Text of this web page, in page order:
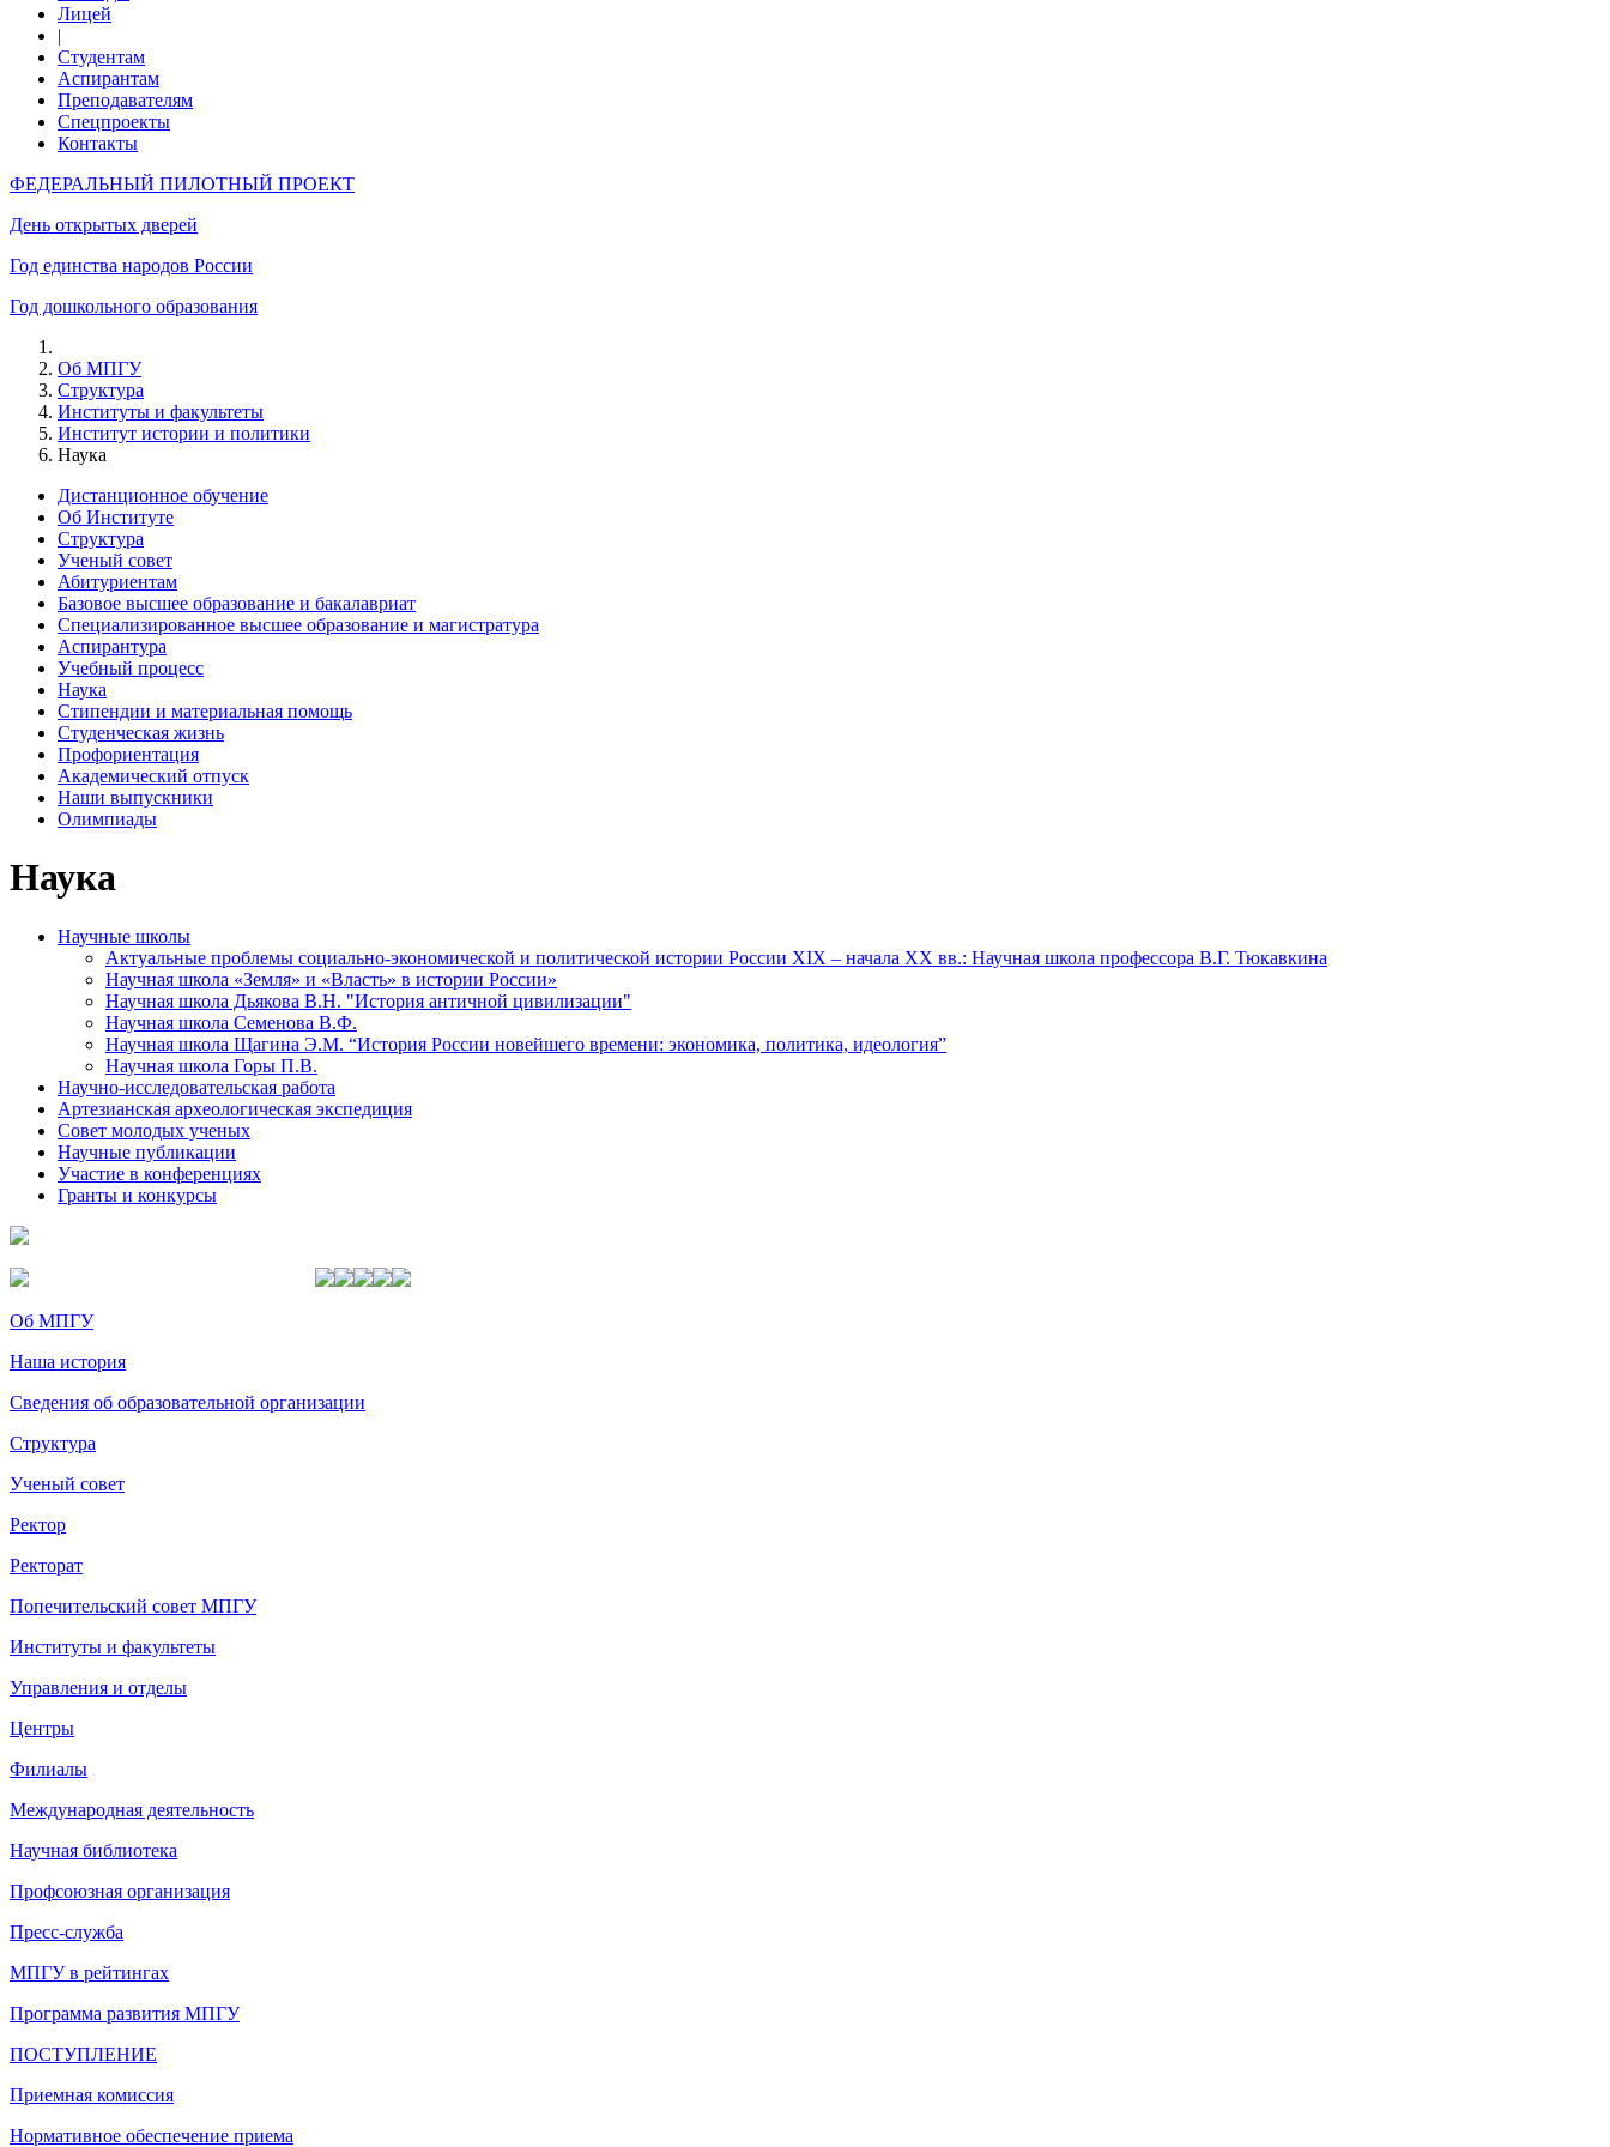
Лицей
|
Студентам
Аспирантам
Преподавателям
Спецпроекты
Контакты
ФЕДЕРАЛЬНЫЙ ПИЛОТНЫЙ ПРОЕКТ
День открытых дверей
Год единства народов России
Год дошкольного образования
Об МПГУ
Структура
Институты и факультеты
Институт истории и политики
Наука
Дистанционное обучение
Об Институте
Структура
Ученый совет
Абитуриентам
Базовое высшее образование и бакалавриат
Специализированное высшее образование и магистратура
Аспирантура
Учебный процесс
Наука
Стипендии и материальная помощь
Студенческая жизнь
Профориентация
Академический отпуск
Наши выпускники
Олимпиады
Наука
Научные школы
Актуальные проблемы социально-экономической и политической истории России XIX – начала XX вв.: Научная школа профессора В.Г. Тюкавкина
Научная школа «Земля» и «Власть» в истории России»
Научная школа Дьякова В.Н. "История античной цивилизации"
Научная школа Семенова В.Ф.
Научная школа Щагина Э.М. “История России новейшего времени: экономика, политика, идеология”
Научная школа Горы П.В.
Научно-исследовательская работа
Артезианская археологическая экспедиция
Совет молодых ученых
Научные публикации
Участие в конференциях
Гранты и конкурсы
Об МПГУ
Наша история
Сведения об образовательной организации
Структура
Ученый совет
Ректор
Ректорат
Попечительский совет МПГУ
Институты и факультеты
Управления и отделы
Центры
Филиалы
Международная деятельность
Научная библиотека
Профсоюзная организация
Пресс-служба
МПГУ в рейтингах
Программа развития МПГУ
ПОСТУПЛЕНИЕ
Приемная комиссия
Нормативное обеспечение приема